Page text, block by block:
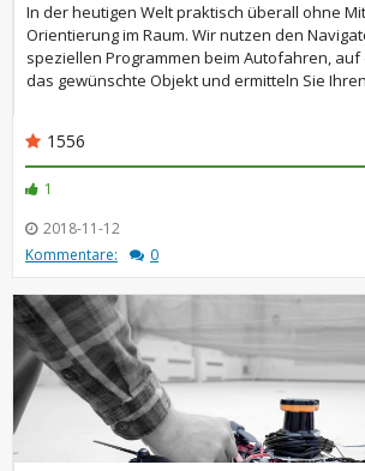
In der heutigen Welt praktisch überall ohne
Orientierung im Raum. Wir nutzen den
speziellen Programmen beim Autofahren,
das gewünschte Objekt und ermitteln Sie
1556
1
2018-11-12
Kommentare:
0